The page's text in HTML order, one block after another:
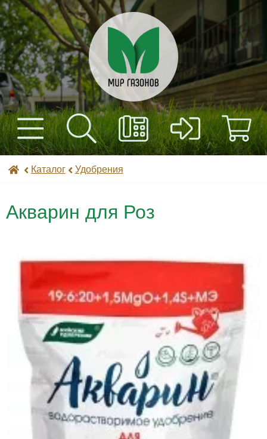
Каталог
Оплата
+7(495) 597-82-01
Найти
Мир газонов
Каталог Удобрения
Акварин для Роз